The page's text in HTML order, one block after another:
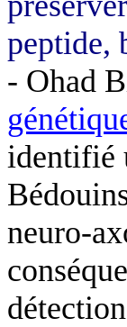
peptide,
- Ohad
identifié
neuro-